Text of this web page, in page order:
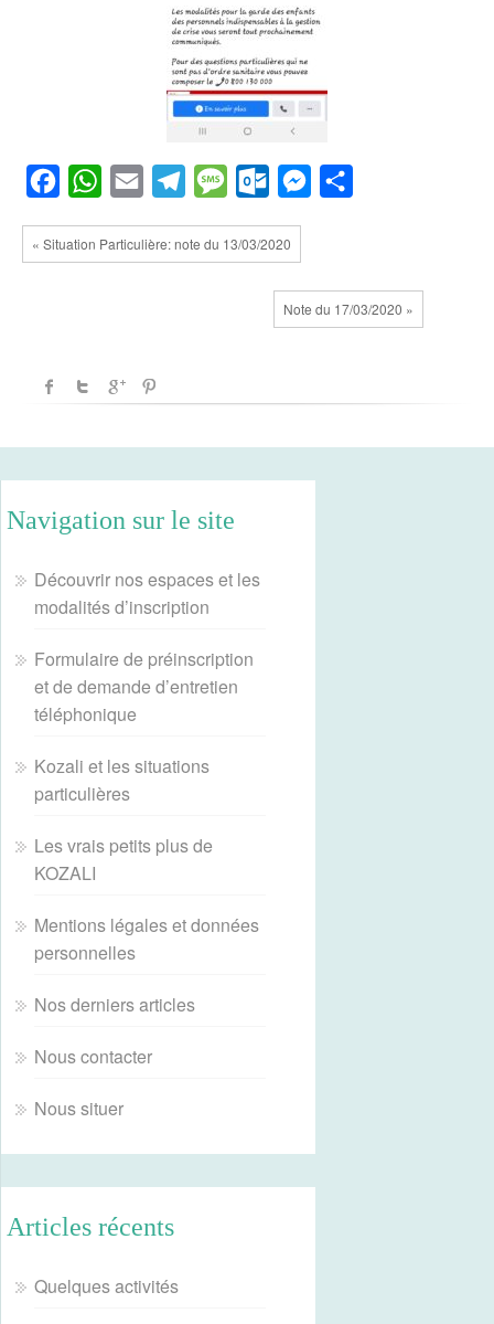
FacebookWhatsApp
Email TelegramMessageOutlook.comMessenger
« Situation Particulière: note du 13/03/2020
Note du 17/03/2020 »
Navigation sur le site
Découvrir nos espaces et les
modalités d’inscription
Formulaire de préinscription
et de demande d’entretien
téléphonique
Kozali et les situations
particulières
Les vrais petits plus de
KOZALI
Mentions légales et données
personnelles
Nos derniers articles
Nous contacter
Nous situer
Articles récents
Quelques activités